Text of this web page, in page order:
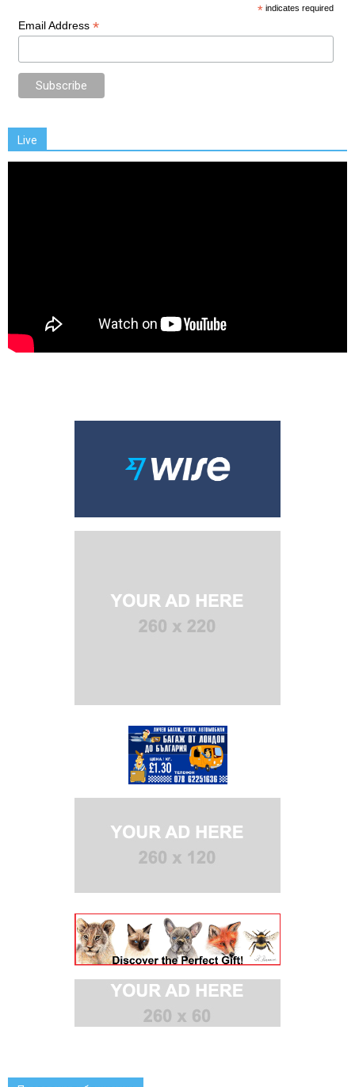
* indicates required
Email Address *
Live